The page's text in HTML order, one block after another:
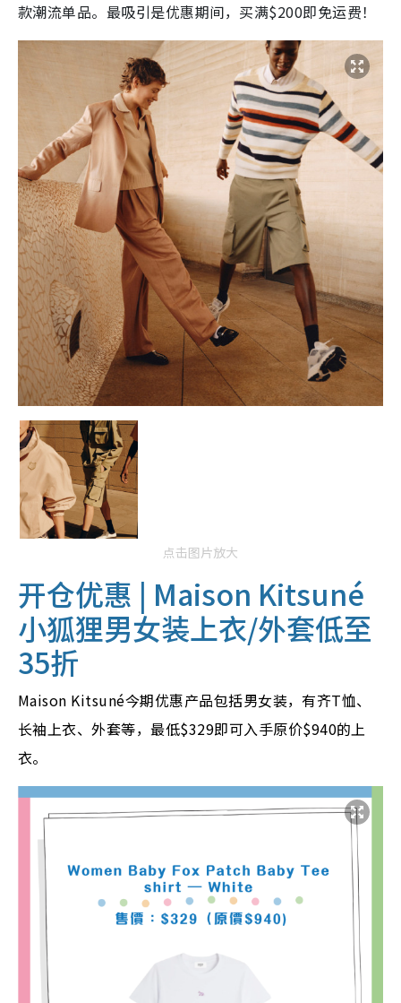
款潮流单品。最吸引是优惠期间，买满$200即免运费！
点击图片放大
开仓优惠 | Maison Kitsuné
小狐狸男女装上衣/外套低至
35折
Maison Kitsuné今期优惠产品包括男女装，有齐T恤、
长袖上衣、外套等，最低$329即可入手原价$940的上
衣。